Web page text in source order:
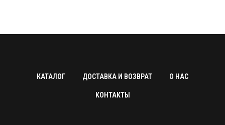
КАТАЛОГ ДОСТАВКА И ВОЗВРАТ О НАС
КОНТАКТЫ